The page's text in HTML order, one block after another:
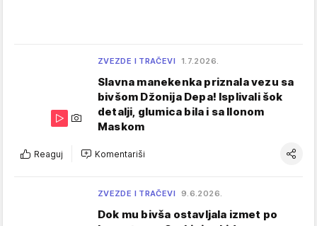
ZVEZDE I TRAČEVI 1.7.2026.
Slavna manekenka priznala vezu sa
bivšom Džonija Depa! Isplivali šok
detalji, glumica bila i sa Ilonom
Maskom
Reaguj Komentariši
ZVEZDE I TRAČEVI 9.6.2026.
Dok mu bivša ostavljala izmet po